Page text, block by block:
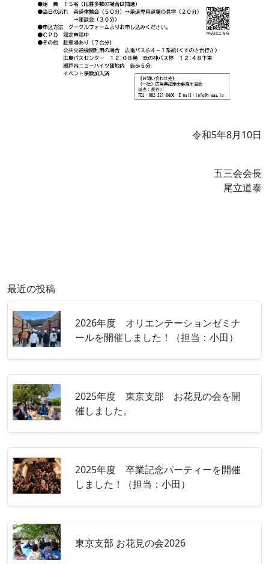
令和5年8月10日
五三会会長
尾立道泰
最近の投稿
2026年度 オリエンテーションゼミナ
ールを開催しました！（担当：小田）
2025年度 東京支部 お花見の会を開
催しました。
2025年度 卒業記念パーティーを開催
しました！（担当：小田）
東京支部 お花見の会2026